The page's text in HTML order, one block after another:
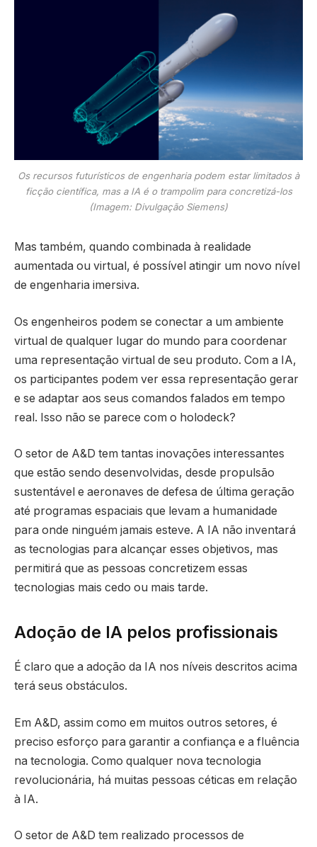
Os recursos futurísticos de engenharia podem estar limitados à
ficção científica, mas a IA é o trampolim para concretizá-los
(Imagem: Divulgação Siemens)
Mas também, quando combinada à realidade
aumentada ou virtual, é possível atingir um novo nível
de engenharia imersiva.
Os engenheiros podem se conectar a um ambiente
virtual de qualquer lugar do mundo para coordenar
uma representação virtual de seu produto. Com a IA,
os participantes podem ver essa representação gerar
e se adaptar aos seus comandos falados em tempo
real. Isso não se parece com o holodeck?
O setor de A&D tem tantas inovações interessantes
que estão sendo desenvolvidas, desde propulsão
sustentável e aeronaves de defesa de última geração
até programas espaciais que levam a humanidade
para onde ninguém jamais esteve. A IA não inventará
as tecnologias para alcançar esses objetivos, mas
permitirá que as pessoas concretizem essas
tecnologias mais cedo ou mais tarde.
Adoção de IA pelos profissionais
É claro que a adoção da IA nos níveis descritos acima
terá seus obstáculos.
Em A&D, assim como em muitos outros setores, é
preciso esforço para garantir a confiança e a fluência
na tecnologia. Como qualquer nova tecnologia
revolucionária, há muitas pessoas céticas em relação
à IA.
O setor de A&D tem realizado processos de